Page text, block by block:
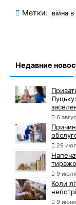
Метки: війна
Недавние
6
29
9
Коли
9